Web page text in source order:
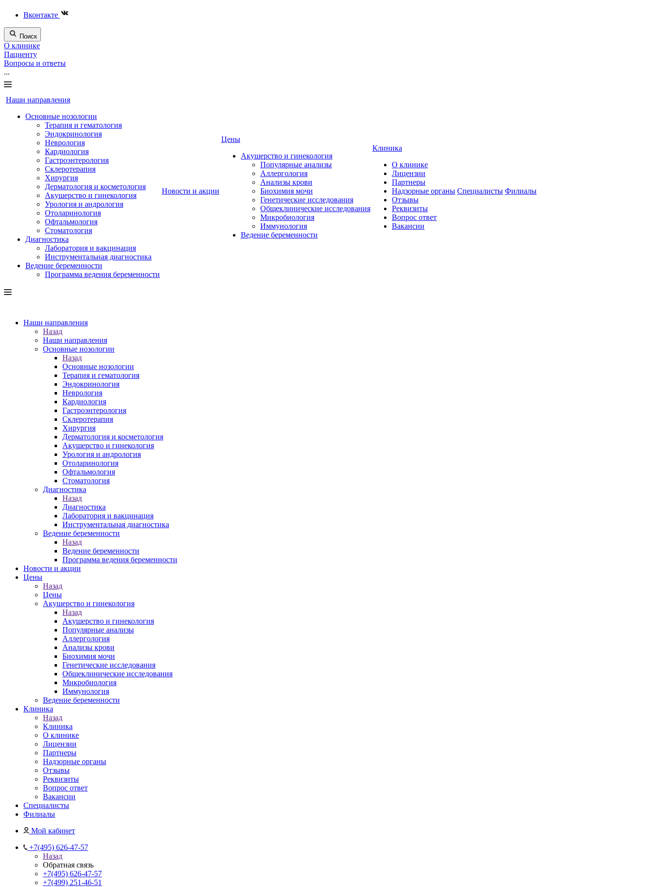
Вконтакте
Поиск
О клинике
Пациенту
Вопросы и ответы
...
Наши направления
Основные нозологии
Терапия и гематология
Эндокринология
Неврология
Кардиология
Гастроэнтерология
Склеротерапия
Хирургия
Дерматология и косметология
Акушерство и гинекология
Урология и андрология
Отоларинология
Офтальмология
Стоматология
Диагностика
Лаборатория и вакцинация
Инструментальная диагностика
Ведение беременности
Программа ведения беременности
Новости и акции
Цены
Акушерство и гинекология
Популярные анализы
Аллергология
Анализы крови
Биохимия мочи
Генетические исследования
Общеклинические исследования
Микробиология
Иммунология
Ведение беременности
Клиника
О клинике
Лицензии
Партнеры
Надзорные органы
Отзывы
Реквизиты
Вопрос ответ
Вакансии
Специалисты Филиалы
Наши направления
Назад
Наши направления
Основные нозологии
Назад
Основные нозологии
Терапия и гематология
Эндокринология
Неврология
Кардиология
Гастроэнтерология
Склеротерапия
Хирургия
Дерматология и косметология
Акушерство и гинекология
Урология и андрология
Отоларинология
Офтальмология
Стоматология
Диагностика
Назад
Диагностика
Лаборатория и вакцинация
Инструментальная диагностика
Ведение беременности
Назад
Ведение беременности
Программа ведения беременности
Новости и акции
Цены
Назад
Цены
Акушерство и гинекология
Назад
Акушерство и гинекология
Популярные анализы
Аллергология
Анализы крови
Биохимия мочи
Генетические исследования
Общеклинические исследования
Микробиология
Иммунология
Ведение беременности
Клиника
Назад
Клиника
О клинике
Лицензии
Партнеры
Надзорные органы
Отзывы
Реквизиты
Вопрос ответ
Вакансии
Специалисты
Филиалы
Мой кабинет
+7(495) 626-47-57
Назад
Обратная связь
+7(495) 626-47-57
+7(499) 251-46-51